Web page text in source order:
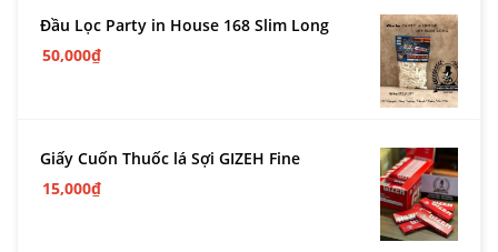
Đầu Lọc Party in House 168 Slim Long
50,000₫
Giấy Cuốn Thuốc lá Sợi GIZEH Fine
15,000₫